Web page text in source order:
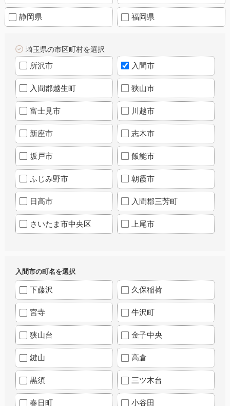
静岡県 福岡県
埼玉県の市区町村を選択
所沢市 入間市
入間郡越生町 狭山市
富士見市 川越市
新座市 志木市
坂戸市 飯能市
ふじみ野市 朝霞市
日高市 入間郡三芳町
さいたま市中央区 上尾市
入間市の町名を選択
下藤沢 久保稲荷
宮寺 牛沢町
狭山台 金子中央
鍵山 高倉
黒須 三ツ木台
春日町 小谷田